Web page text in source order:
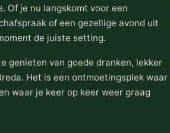
Of je nu langskomt voor een
of een gezellige avond uit
de juiste setting.
genieten van goede dranken, lekker
Het is een ontmoetingsplek waar
waar je keer op keer weer graag